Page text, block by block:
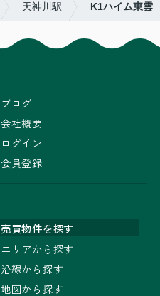
天神川駅 K1ハイム東雲
ブログ
会社概要
ログイン
会員登録
売買物件を探す
エリアから探す
沿線から探す
地図から探す